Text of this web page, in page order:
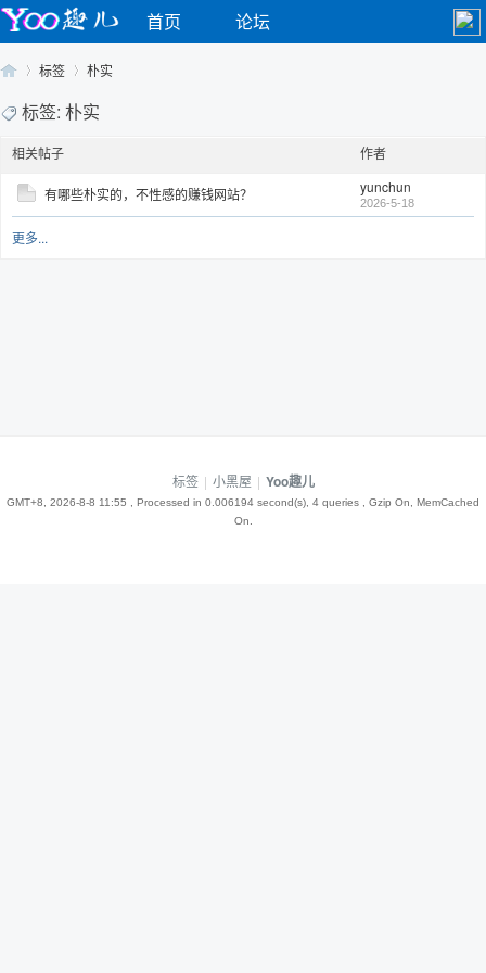
首页 论坛
Yo›
标签 朴实
标签: 朴实
相关帖子 作者
有哪些朴实的，不性感的赚钱网站？ yunchun
2026-5-18
更多...
标签 | 小黑屋 | Yoo趣儿
GMT+8, 2026-8-8 11:55 , Processed in 0.006194 second(s), 4 queries , Gzip On, MemCached
On.